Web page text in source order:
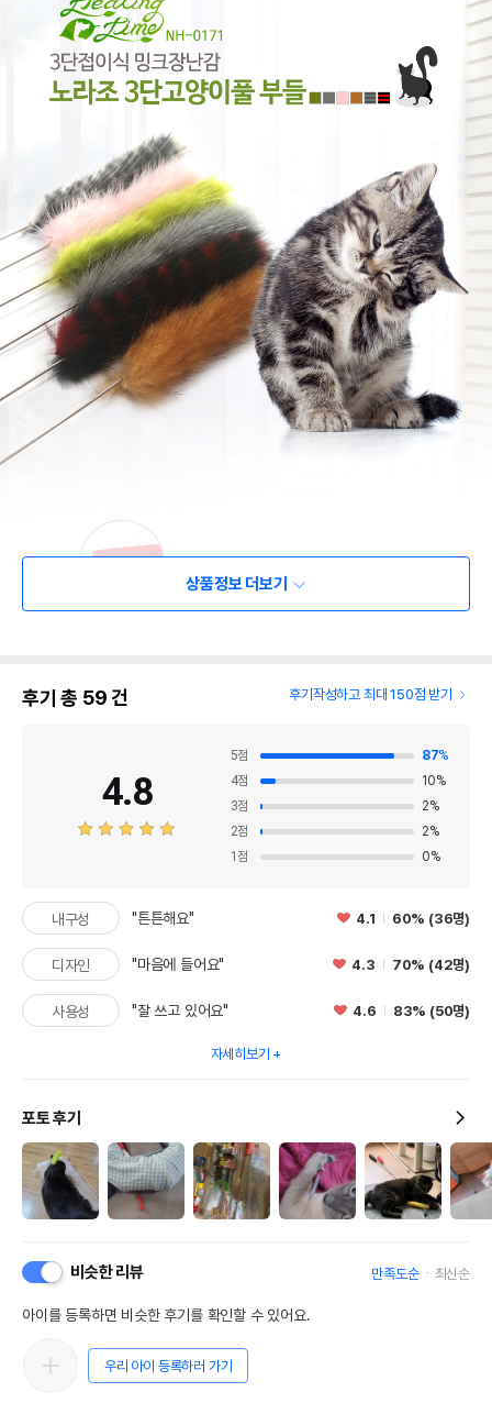
상품정보 더보기
후기 총 59건 후기작성하고 최대 150점 받기
4.8
5점 87%
4점 10%
3점 2%
2점 2%
1 점 0%
내구성 "튼튼해요" 4.1 60% (36명)
디자인 "마음에 들어요" 4.3 70% (42명)
사용성 "잘 쓰고 있어요" 4.6 83% (50명)
자세히보기
포토 후기
비슷한 리뷰 만족도순 최신순
아이를 등록하면 비슷한 후기를 확인할 수 있어요.
우리 아이 등록하러 가기